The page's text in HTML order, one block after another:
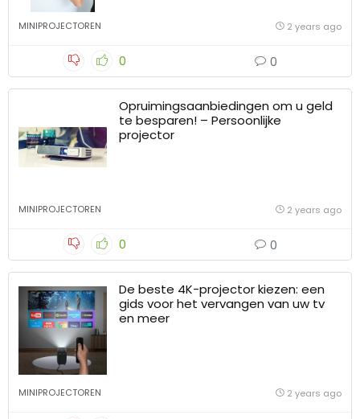
MINIPROJECTOREN 2 years ago
0 0
Opruimingsaanbiedingen om u geld
te besparen! – Persoonlijke
projector
MINIPROJECTOREN 2 years ago
0 0
De beste 4K-projector kiezen: een
gids voor het vervangen van uw tv
en meer
MINIPROJECTOREN 2 years ago